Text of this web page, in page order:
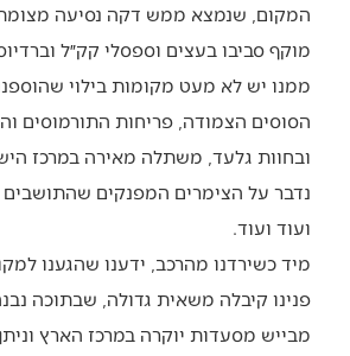
המקום, שנמצא ממש דקה נסיעה מצומת
ממנו יש לא מעט מקומות בילוי
הסוסים הצמודה, פריחות התורמוסים
ובחוות גלעד, משתלה מאירה במרכז
נדבר על הצימרים המפנקים שהתושבים
ועוד ועוד.
מיד כשירדנו מהרכב, ידענו שהגענו
פנינו קיבלה משאית גדולה, שבתוכה
מבייש מסעדות יוקרה במרכז הארץ